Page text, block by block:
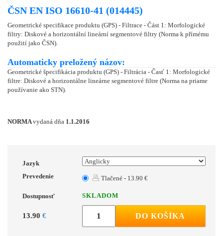
ČSN EN ISO 16610-41 (014445)
Geometrické specifikace produktu (GPS) - Filtrace - Část 1: Morfologické
filtry: Diskové a horizontální lineární segmentové filtry (Norma k přímému
použití jako ČSN).
Automaticky preložený názov:
Geometrické špecifikácia produktu (GPS) - Filtrácia - Časť 1: Morfologické
filtre: Diskové a horizontálne lineárne segmentové filtre (Norma na priame
používanie ako STN).
NORMAvydaná dňa 1.1.2016
Jazyk
Prevedenie
Tlačené - 13.90 €
Dostupnosť SKLADOM
13.90 € DO KOŠÍKA